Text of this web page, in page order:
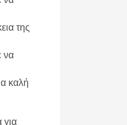
της
να
καλή
για